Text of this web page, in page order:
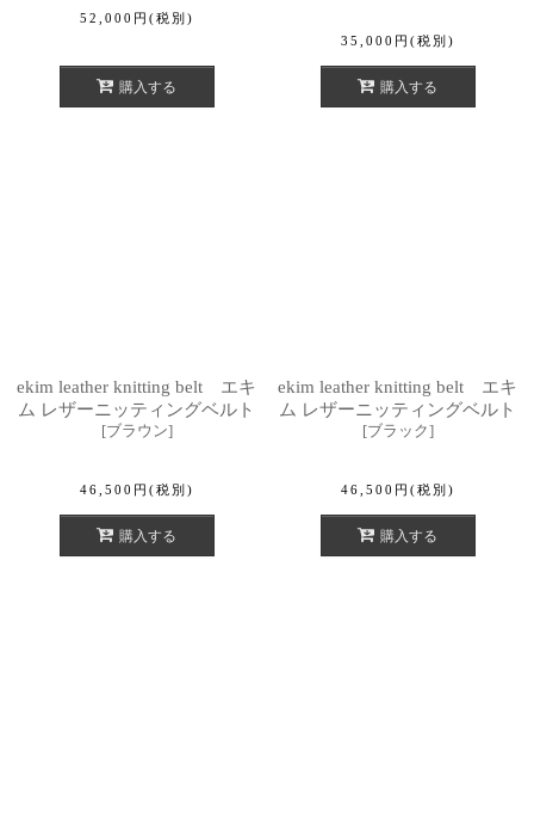
52,000 円 (税別)
購入する
35,000 円 (税別)
購入する
ekim leather knitting belt エキ
ム レザーニッティングベルト
[ブラウン]
46,500 円 (税別)
購入する
ekim leather knitting belt エキ
ム レザーニッティングベルト
[ブラック]
46,500 円 (税別)
購入する